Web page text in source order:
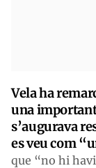
Vela ha
una
s’augurava
es veu com
que “no hi